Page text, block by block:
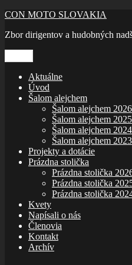
Prejsť
obsah
CON MOTO SLOVAKIA
Zbor dirigentov a hudobných
Aktuálne
Úvod
Šalom alejchem
Šalom alejchem 2026
Šalom alejchem 2025
Šalom alejchem 2024
Šalom alejchem 2023
Projekty a dotácie
Prázdna stolička
Prázdna stolička
Prázdna stolička
Prázdna stolička
Kvety
Napísali o nás
Členovia
Kontakt
Archív